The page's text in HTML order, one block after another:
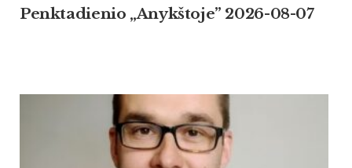
Penktadienio „Anykštoje” 2026-08-07